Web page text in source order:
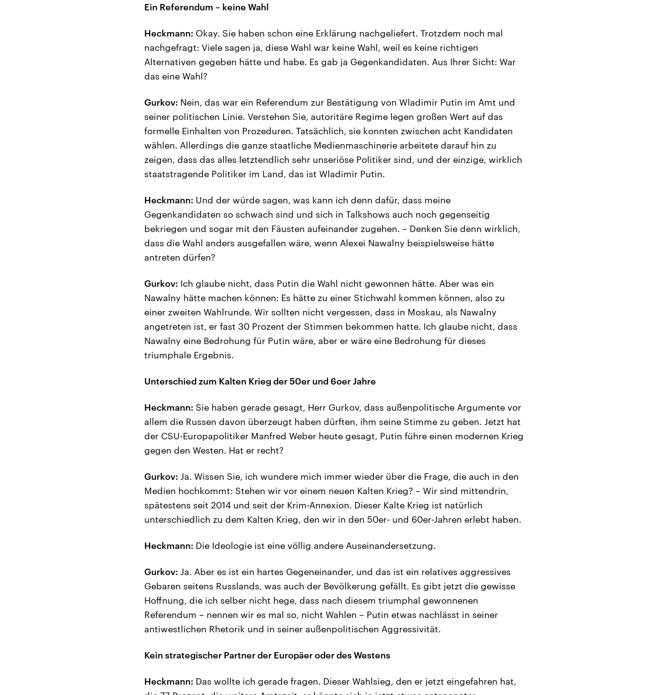
Ein Referendum – keine Wahl
Heckmann: Okay. Sie haben schon eine Erklärung nachgeliefert. Trotzdem noch mal
nachgefragt: Viele sagen ja, diese Wahl war keine Wahl, weil es keine richtigen
Alternativen gegeben hätte und habe. Es gab ja Gegenkandidaten. Aus Ihrer Sicht: War
das eine Wahl?
Gurkov: Nein, das war ein Referendum zur Bestätigung von Wladimir Putin im Amt und
seiner politischen Linie. Verstehen Sie, autoritäre Regime legen großen Wert auf das
formelle Einhalten von Prozeduren. Tatsächlich, sie konnten zwischen acht Kandidaten
wählen. Allerdings die ganze staatliche Medienmaschinerie arbeitete darauf hin zu
zeigen, dass das alles letztendlich sehr unseriöse Politiker sind, und der einzige, wirklich
staatstragende Politiker im Land, das ist Wladimir Putin.
Heckmann: Und der würde sagen, was kann ich denn dafür, dass meine
Gegenkandidaten so schwach sind und sich in Talkshows auch noch gegenseitig
bekriegen und sogar mit den Fäusten aufeinander zugehen. – Denken Sie denn wirklich,
dass die Wahl anders ausgefallen wäre, wenn Alexei Nawalny beispielsweise hätte
antreten dürfen?
Gurkov: Ich glaube nicht, dass Putin die Wahl nicht gewonnen hätte. Aber was ein
Nawalny hätte machen können: Es hätte zu einer Stichwahl kommen können, also zu
einer zweiten Wahlrunde. Wir sollten nicht vergessen, dass in Moskau, als Nawalny
angetreten ist, er fast 30 Prozent der Stimmen bekommen hatte. Ich glaube nicht, dass
Nawalny eine Bedrohung für Putin wäre, aber er wäre eine Bedrohung für dieses
triumphale Ergebnis.
Unterschied zum Kalten Krieg der 50er und 6oer Jahre
Heckmann: Sie haben gerade gesagt, Herr Gurkov, dass außenpolitische Argumente vor
allem die Russen davon überzeugt haben dürften, ihm seine Stimme zu geben. Jetzt hat
der CSU-Europapolitiker Manfred Weber heute gesagt, Putin führe einen modernen Krieg
gegen den Westen. Hat er recht?
Gurkov: Ja. Wissen Sie, ich wundere mich immer wieder über die Frage, die auch in den
Medien hochkommt: Stehen wir vor einem neuen Kalten Krieg? – Wir sind mittendrin,
spätestens seit 2014 und seit der Krim-Annexion. Dieser Kalte Krieg ist natürlich
unterschiedlich zu dem Kalten Krieg, den wir in den 50er- und 60er-Jahren erlebt haben.
Heckmann: Die Ideologie ist eine völlig andere Auseinandersetzung.
Gurkov: Ja. Aber es ist ein hartes Gegeneinander, und das ist ein relatives aggressives
Gebaren seitens Russlands, was auch der Bevölkerung gefällt. Es gibt jetzt die gewisse
Hoffnung, die ich selber nicht hege, dass nach diesem triumphal gewonnenen
Referendum – nennen wir es mal so, nicht Wahlen – Putin etwas nachlässt in seiner
antiwestlichen Rhetorik und in seiner außenpolitischen Aggressivität.
Kein strategischer Partner der Europäer oder des Westens
Heckmann: Das wollte ich gerade fragen. Dieser Wahlsieg, den er jetzt eingefahren hat,